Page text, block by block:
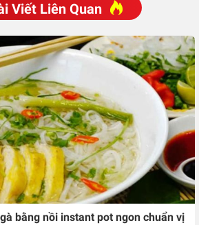
Viết Liên Quan
bằng nồi instant pot ngon chuẩn vị